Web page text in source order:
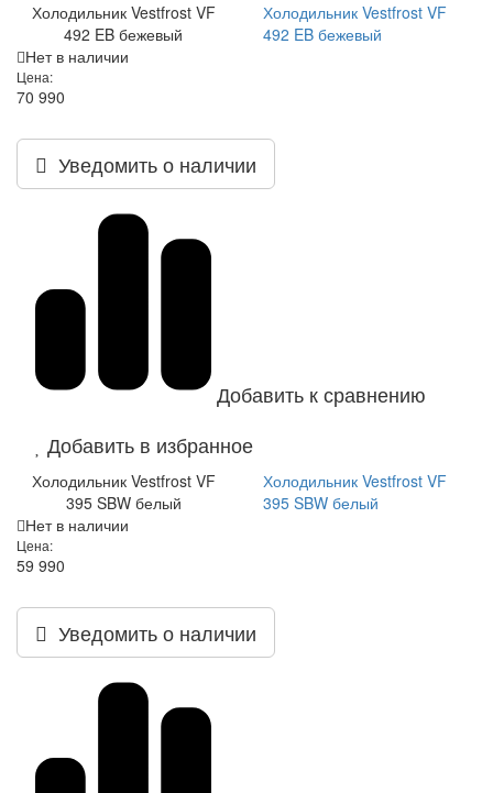
Холодильник Vestfrost VF
492 EB бежевый
Холодильник Vestfrost VF
492 EB бежевый
Нет в наличии
Цена:
70 990
Уведомить о наличии
Добавить к сравнению
Добавить в избранное
Холодильник Vestfrost VF
395 SBW белый
Холодильник Vestfrost VF
395 SBW белый
Нет в наличии
Цена:
59 990
Уведомить о наличии